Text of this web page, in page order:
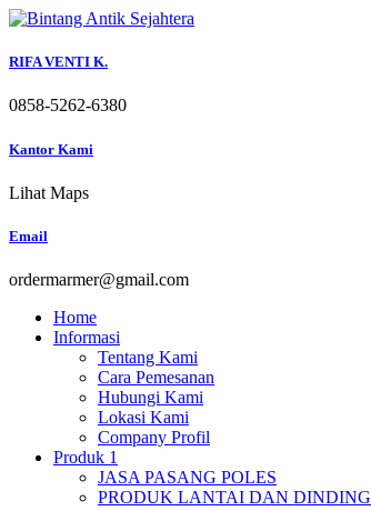
Skip
content
RIFA VENTI K.
0858-5262-6380
Kantor Kami
Lihat Maps
Email
ordermarmer@gmail.com
Home
Informasi
Tentang Kami
Cara Pemesanan
Hubungi Kami
Lokasi Kami
Company Profil
Produk 1
JASA PASANG POLES
PRODUK LANTAI DAN DINDING